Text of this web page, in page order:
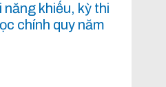
năng khiếu, kỳ thi
chính quy năm